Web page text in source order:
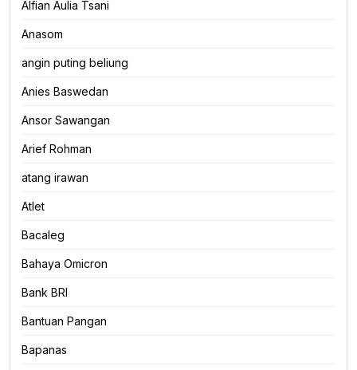
Alfian Aulia Tsani
Anasom
angin puting beliung
Anies Baswedan
Ansor Sawangan
Arief Rohman
atang irawan
Atlet
Bacaleg
Bahaya Omicron
Bank BRI
Bantuan Pangan
Bapanas